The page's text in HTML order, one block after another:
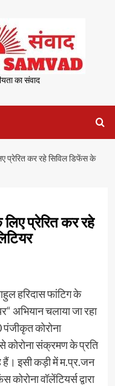
का संवाद
प्रेरित कर रहे सिविल डिफेंस के
प्रेरित कर रहे
हरिदास फांटिग के
अभियान चलाया जा रहा
कोरोना
कोरोना संक्रमण के प्रति
हैं। इसी कड़ी में म.प्र.जन
वॉलेंटियर्स द्वारा